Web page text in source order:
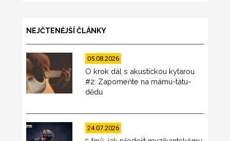
NEJČTENĚJŠÍ ČLÁNKY
05.08.2026
O krok dál s akustickou kytarou
#2: Zapomeňte na mámu-tátu-
dědu
24.07.2026